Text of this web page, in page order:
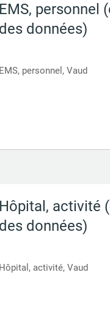
EMS, personnel
des données)
EMS, personnel, Vaud
Hôpital, activité
des données)
Hôpital, activité, Vaud